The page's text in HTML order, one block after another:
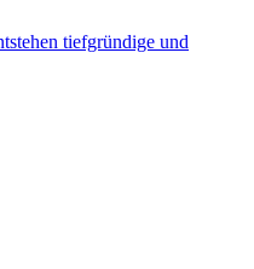
tiefgründige und